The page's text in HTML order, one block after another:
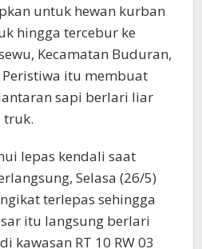
untuk hewan kurban
hingga tercebur ke
Kecamatan Buduran,
itu membuat
sapi berlari liar
truk.
lepas kendali saat
Selasa (26/5)
terlepas sehingga
itu langsung berlari
kawasan RT 10 RW 03